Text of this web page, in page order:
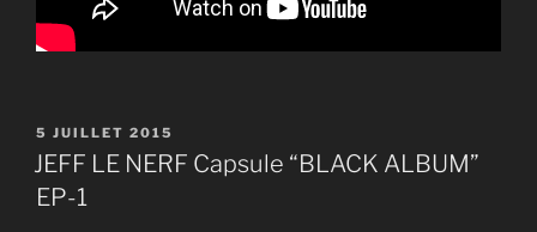
PUBLIÉ
LE
5 JUILLET 2015
JEFF LE NERF Capsule “BLACK ALBUM”
EP-1